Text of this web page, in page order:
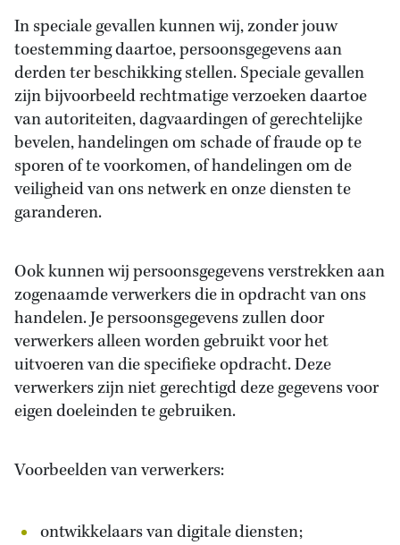
In speciale gevallen kunnen wij, zonder jouw
toestemming daartoe, persoonsgegevens aan
derden ter beschikking stellen. Speciale gevallen
zijn bijvoorbeeld rechtmatige verzoeken daartoe
van autoriteiten, dagvaardingen of gerechtelijke
bevelen, handelingen om schade of fraude op te
sporen of te voorkomen, of handelingen om de
veiligheid van ons netwerk en onze diensten te
garanderen.
Ook kunnen wij persoonsgegevens verstrekken aan
zogenaamde verwerkers die in opdracht van ons
handelen. Je persoonsgegevens zullen door
verwerkers alleen worden gebruikt voor het
uitvoeren van die specifieke opdracht. Deze
verwerkers zijn niet gerechtigd deze gegevens voor
eigen doeleinden te gebruiken.
Voorbeelden van verwerkers:
ontwikkelaars van digitale diensten;